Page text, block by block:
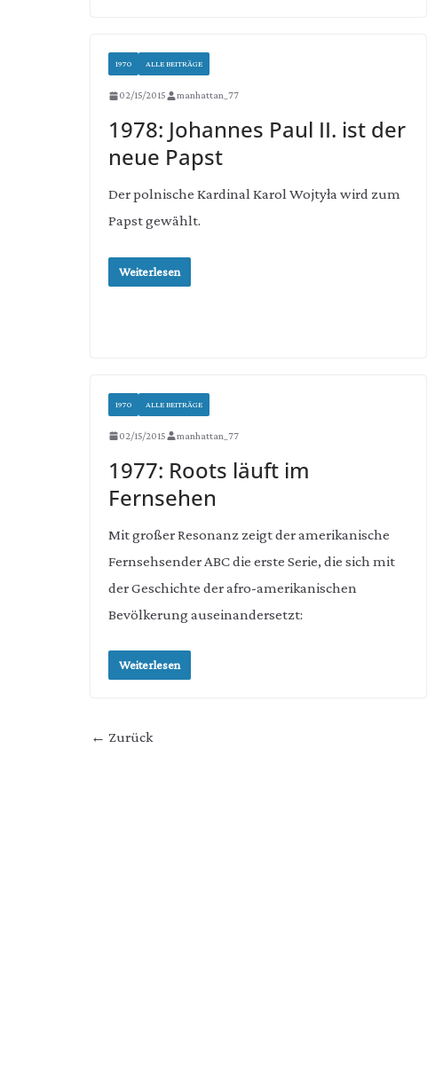
1970 ALLE BEITRÄGE
02/15/2015 manhattan_77
1978: Johannes Paul II. ist der
neue Papst
Der polnische Kardinal Karol Wojtyła wird zum
Papst gewählt.
Weiterlesen
1970 ALLE BEITRÄGE
02/15/2015 manhattan_77
1977: Roots läuft im
Fernsehen
Mit großer Resonanz zeigt der amerikanische
Fernsehsender ABC die erste Serie, die sich mit
der Geschichte der afro-amerikanischen
Bevölkerung auseinandersetzt:
Weiterlesen
← Zurück